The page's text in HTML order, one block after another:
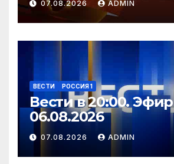
07.08.2026 ADMIN
ВЕСТИ РОССИЯ 1
Вести в 20:00. Эфир
06.08.2026
07.08.2026 ADMIN